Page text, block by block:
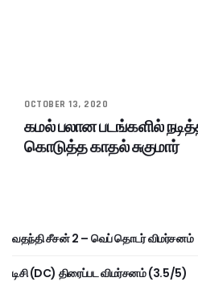
OCTOBER 13, 2020
கமல் பலான படங்களில்
கொடுத்த காதல் சுகுமார்
வதந்தி சீசன் 2 – வெப் தொடர் விமர்சனம்
டிசி (DC) திரைப்பட விமர்சனம் (3.5/5)